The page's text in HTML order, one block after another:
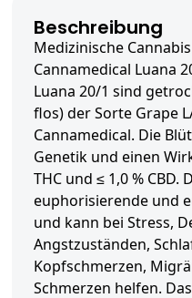
Beschreibung
Medizinische
Cannamedical Luana
Luana 20/1 sind
flos) der Sorte Grape
Cannamedical. Die
Genetik und einen
THC und ≤ 1,0 % CBD.
euphorisierende und
und kann bei Stress,
Angstzuständen,
Kopfschmerzen,
Schmerzen helfen.